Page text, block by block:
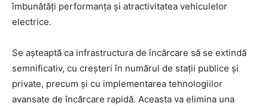
îmbunătăți performanța și atractivitatea vehiculelor
electrice.
Se așteaptă ca infrastructura de încărcare să se extindă
semnificativ, cu creșteri în numărul de stații publice și
private, precum și cu implementarea tehnologiilor
avansate de încărcare rapidă. Aceasta va elimina una